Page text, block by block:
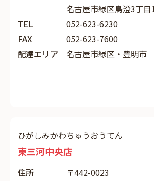
名古屋市緑区鳥澄3丁目
TEL
052-623-6230
FAX
052-623-7600
配達エリア
名古屋市緑区・豊明市
ひがしみかわちゅうおうてん
東三河中央店
住所
〒442-0023